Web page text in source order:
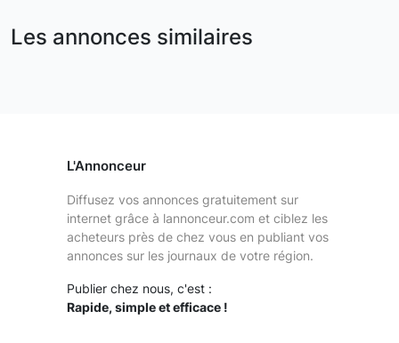
Les annonces similaires
L'Annonceur
Diffusez vos annonces gratuitement sur
internet grâce à lannonceur.com et ciblez les
acheteurs près de chez vous en publiant vos
annonces sur les journaux de votre région.
Publier chez nous, c'est :
Rapide, simple et efficace !